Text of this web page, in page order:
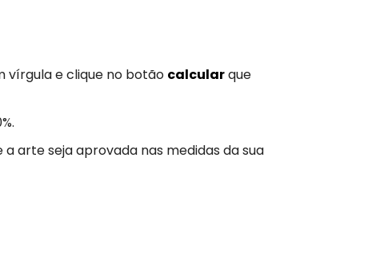
vírgula e clique no botão calcularque
arte seja aprovada nas medidas da sua